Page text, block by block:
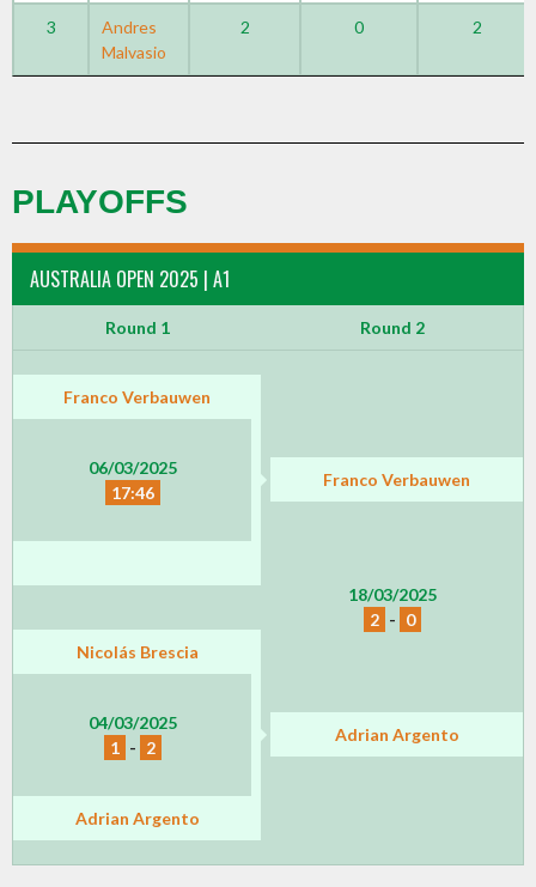
3
Andres
Malvasio
2 0 2
PLAYOFFS
AUSTRALIA OPEN 2025 | A1
Round 1 Round 2
Franco Verbauwen
06/03/2025
17:46
Franco Verbauwen
18/03/2025
2 - 0
Nicolás Brescia
04/03/2025
1 - 2
Adrian Argento
Adrian Argento